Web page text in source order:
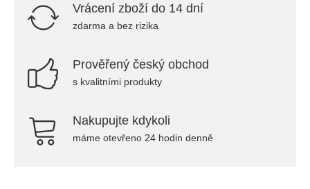
Vrácení zboží do 14 dní
zdarma a bez rizika
Prověřený český obchod
s kvalitními produkty
Nakupujte kdykoli
máme otevřeno 24 hodin denně